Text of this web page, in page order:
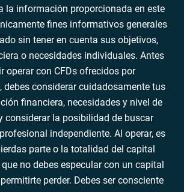
la información proporcionada en este
fines informativos generales
sin tener en cuenta sus objetivos,
o necesidades individuales. Antes
operar con CFDs ofrecidos por
debes considerar cuidadosamente tus
financiera, necesidades y nivel de
considerar la posibilidad de buscar
independiente. Al operar, es
parte o la totalidad del capital
no debes especular con un capital
perder. Debes ser consciente